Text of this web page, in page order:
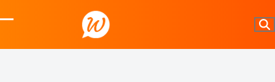
to
mobile
mobile